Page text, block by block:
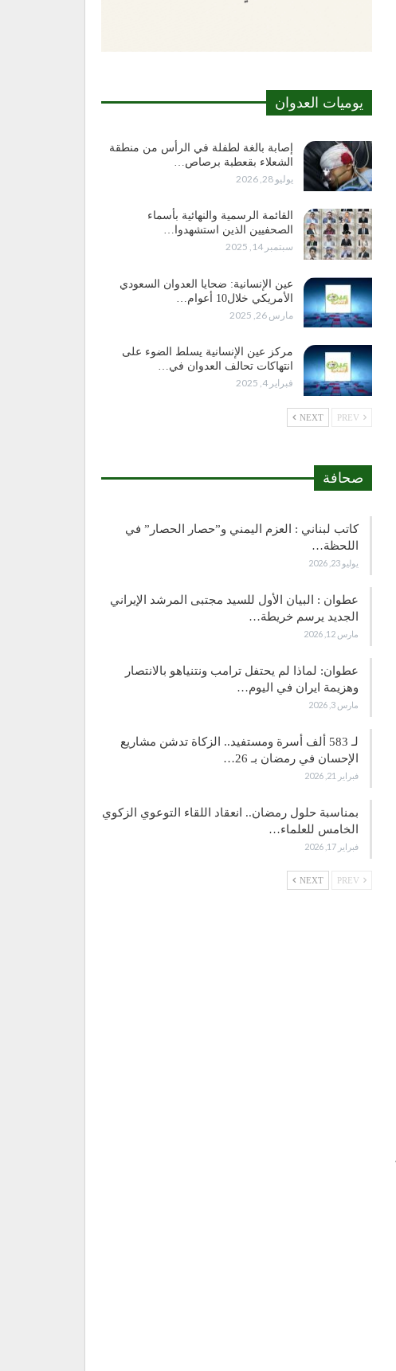
يوميات العدوان
إصابة بالغة لطفلة في الرأس من منطقة
الشعلاء بقعطبة برصاص…
يوليو 28, 2026
القائمة الرسمية والنهائية بأسماء
الصحفيين الذين استشهدوا…
سبتمبر 14, 2025
عين الإنسانية: ضحايا العدوان السعودي
الأمريكي خلال10 أعوام…
مارس 26, 2025
مركز عين الإنسانية يسلط الضوء على
انتهاكات تحالف العدوان في…
فبراير 4, 2025
NEXT
صحافة
كاتب لبناني : العزم اليمني و”حصار الحصار” في
اللحظة…
يوليو 23, 2026
عطوان : البيان الأول للسيد مجتبى المرشد الإيراني
الجديد يرسم خريطة…
مارس 12, 2026
عطوان: لماذا لم يحتفل ترامب ونتنياهو بالانتصار
وهزيمة ايران في اليوم…
مارس 3, 2026
لـ 583 ألف أسرة ومستفيد.. الزكاة تدشن مشاريع
الإحسان في رمضان بـ 26…
فبراير 21, 2026
بمناسبة حلول رمضان.. انعقاد اللقاء التوعوي الزكوي
الخامس للعلماء…
فبراير 17, 2026
NEXT